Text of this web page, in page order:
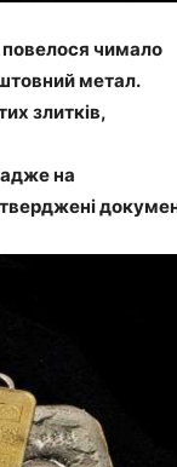
повелося чимало
метал.
злитків,
адже на